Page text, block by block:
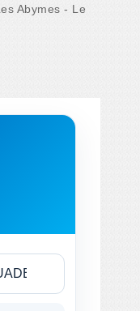
Abymes - Le